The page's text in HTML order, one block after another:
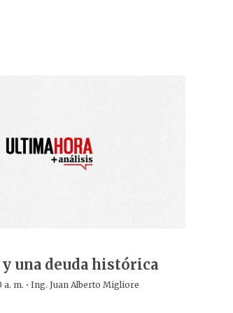
una deuda histórica
a. m. · Ing. Juan Alberto Migliore